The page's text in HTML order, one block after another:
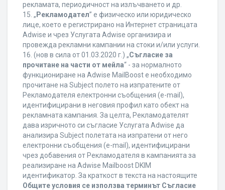
рекламата, периодичност на излъчването и др.
15. „ Рекламодател” е физическо или юридическо
лице, което е регистрирано на Интернет страницата
Adwise и чрез Услугата Adwise организира и
провежда рекламни кампании на стоки и/или услуги.
16. (нов в сила от 01.03.2020 г.) „Съгласие за
прочитане на части от мейла“ - за нормалното
функциониране на Adwise MailBoost е необходимо
прочитане на Subject полето на изпратените от
Рекламодателя електронни съобщения (e-mail),
идентифицирани в неговия профил като обект на
рекламната кампания. За целта, Рекламодателят
дава изричното си съгласие Услугата Adwise да
анализира Subject полетата на изпратени от него
електронни съобщения (e-mail), идентифицирани
чрез добавения от Рекламодателя в кампанията за
реализиране на Adwise Mailboost DKIM
идентификатор. За краткост в текста на настоящите
Общите условия се използва терминът Съгласие